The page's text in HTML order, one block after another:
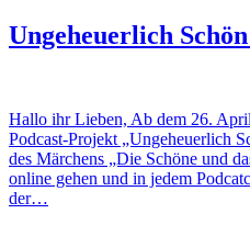
Ungeheuerlich
Hallo ihr Lieben, Ab dem 26.
Podcast-Projekt „Ungeheuerlich
des Märchens „Die Schöne und
online gehen und in jedem
der…